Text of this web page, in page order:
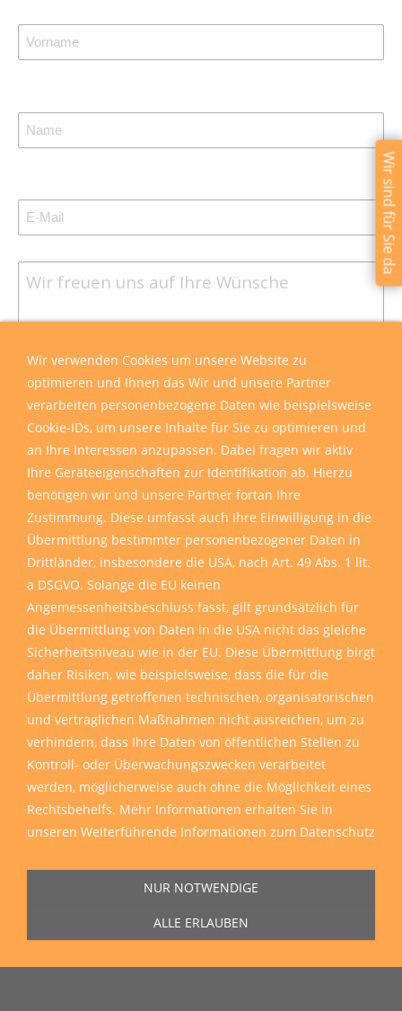
Wir sind für Sie da
Wir verwenden Cookies um unsere Website zu
optimieren und Ihnen das Wir und unsere Partner
verarbeiten personenbezogene Daten wie beispielsweise
Cookie-IDs, um unsere Inhalte für Sie zu optimieren und
an Ihre Interessen anzupassen. Dabei fragen wir aktiv
Ihre Geräteeigenschaften zur Identifikation ab. Hierzu
benötigen wir und unsere Partner fortan Ihre
Zustimmung. Diese umfasst auch Ihre Einwilligung in die
Übermittlung bestimmter personenbezogener Daten in
Drittländer, insbesondere die USA, nach Art. 49 Abs. 1 lit.
a DSGVO. Solange die EU keinen
Angemessenheitsbeschluss fasst, gilt grundsätzlich für
die Übermittlung von Daten in die USA nicht das gleiche
Sicherheitsniveau wie in der EU. Diese Übermittlung birgt
daher Risiken, wie beispielsweise, dass die für die
Übermittlung getroffenen technischen, organisatorischen
und vertraglichen Maßnahmen nicht ausreichen, um zu
verhindern, dass Ihre Daten von öffentlichen Stellen zu
Kontroll- oder Überwachungszwecken verarbeitet
werden, möglicherweise auch ohne die Möglichkeit eines
Rechtsbehelfs. Mehr Informationen erhalten Sie in
unseren Weiterführende Informationen zum Datenschutz
NUR NOTWENDIGE
ALLE ERLAUBEN